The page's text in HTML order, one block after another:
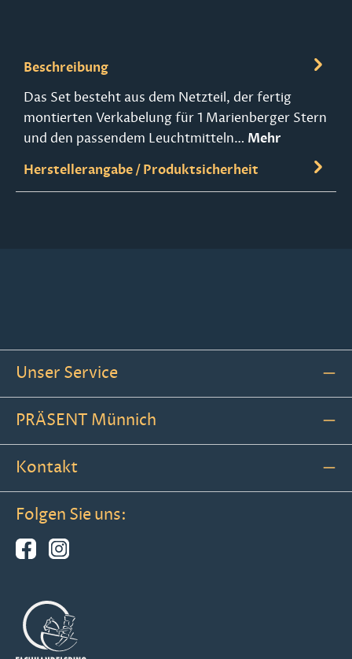
Beschreibung
Das Set besteht aus dem Netzteil, der fertig
montierten Verkabelung für 1 Marienberger Stern
und den passendem Leuchtmitteln… Mehr
Herstellerangabe / Produktsicherheit
Unser Service
PRÄSENT Münnich
Kontakt
Folgen Sie uns: